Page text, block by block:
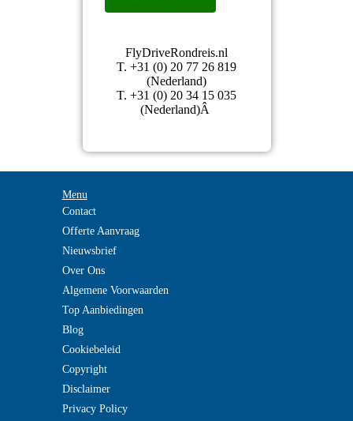
FlyDriveRondreis.nl
T. +31 (0) 20 77 26 819
(Nederland)
T. +31 (0) 20 34 15 035
(Nederland)Â
Menu
Contact
Offerte Aanvraag
Nieuwsbrief
Over Ons
Algemene Voorwaarden
Top Aanbiedingen
Blog
Cookiebeleid
Copyright
Disclaimer
Privacy Policy